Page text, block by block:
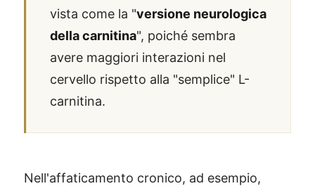
vista come la "versione neurologica
della carnitina", poiché sembra
avere maggiori interazioni nel
cervello rispetto alla "semplice" L-
carnitina.
Nell'affaticamento cronico, ad esempio,